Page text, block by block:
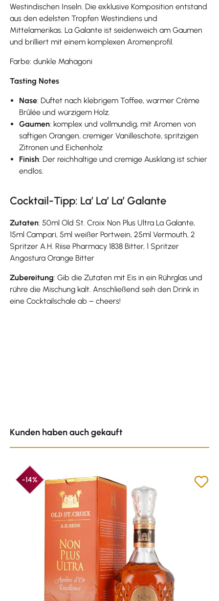
Westindischen Inseln. Die exklusive Komposition entstand
aus den edelsten Tropfen Westindiens und
Mittelamerikas. La Galante ist seidenweich am Gaumen
und brilliert mit einem komplexen Aromenprofil.
Farbe: dunkle Mahagoni
Tasting Notes
Nase: Duftet nach klebrigem Toffee, warmer Crème
Brûlée und würzigem Holz.
Gaumen: komplex und vollmundig, mit Aromen von
saftigen Orangen, cremiger Vanilleschote, spritzigen
Zitronen und Eichenholz
Finish: Der reichhaltige und cremige Ausklang ist schier
endlos.
Cocktail-Tipp: La’ La’ La’ Galante
Zutaten: 50ml Old St. Croix Non Plus Ultra La Galante,
15ml Campari, 5ml weißer Portwein, 25ml Vermouth, 2
Spritzer A.H. Riise Pharmacy 1838 Bitter, 1 Spritzer
Angostura Orange Bitter
Zubereitung: Gib die Zutaten mit Eis in ein Rührglas und
rühre die Mischung kalt. Anschließend seih den Drink in
eine Cocktailschale ab – cheers!
Kunden haben auch gekauft
-14%